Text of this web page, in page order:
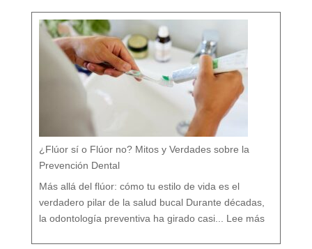
¿Flúor sí o Flúor no? Mitos y Verdades sobre la
Prevención Dental
Más allá del flúor: cómo tu estilo de vida es el
verdadero pilar de la salud bucal Durante décadas,
la odontología preventiva ha girado casi... Lee más¿Fl
s
í